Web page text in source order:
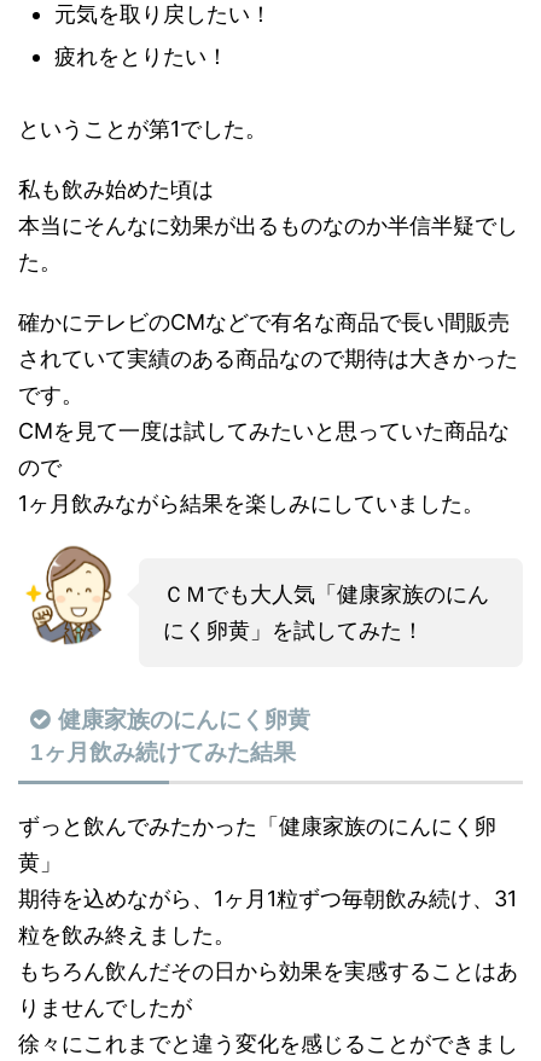
元気を取り戻したい！
疲れをとりたい！
ということが第1でした。
私も飲み始めた頃は
本当にそんなに効果が出るものなのか半信半疑でし
た。
確かにテレビのCMなどで有名な商品で長い間販売
されていて実績のある商品なので期待は大きかった
です。
CMを見て一度は試してみたいと思っていた商品な
ので
1ヶ月飲みながら結果を楽しみにしていました。
ＣＭでも大人気「健康家族のにん
にく卵黄」を試してみた！
健康家族のにんにく卵黄
1ヶ月飲み続けてみた結果
ずっと飲んでみたかった「 健康家族のにんにく卵
黄 」
期待を込めながら、1ヶ月1粒ずつ毎朝飲み続け、31
粒を飲み終えました。
もちろん飲んだその日から効果を実感することはあ
りませんでしたが
徐々にこれまでと違う変化を感じることができまし